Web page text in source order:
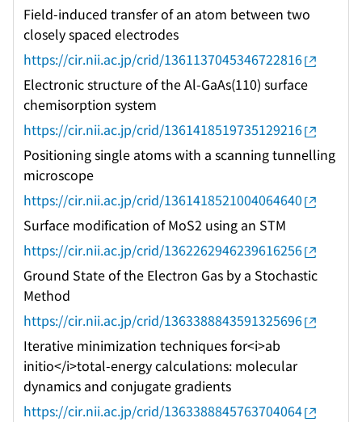
Field-induced transfer of an atom between two
closely spaced electrodes
https://cir.nii.ac.jp/crid/1361137045346722816
Electronic structure of the Al-GaAs(110) surface
chemisorption system
https://cir.nii.ac.jp/crid/1361418519735129216
Positioning single atoms with a scanning tunnelling
microscope
https://cir.nii.ac.jp/crid/1361418521004064640
Surface modification of MoS2 using an STM
https://cir.nii.ac.jp/crid/1362262946239616256
Ground State of the Electron Gas by a Stochastic
Method
https://cir.nii.ac.jp/crid/1363388843591325696
Iterative minimization techniques for<i>ab
initio</i>total-energy calculations: molecular
dynamics and conjugate gradients
https://cir.nii.ac.jp/crid/1363388845763704064